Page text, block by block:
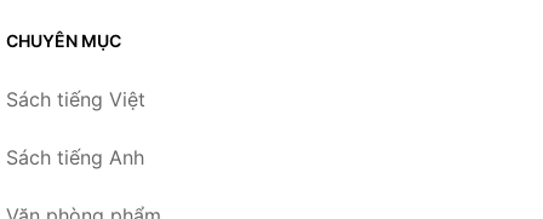
CHUYÊN MỤC
Sách tiếng Việt
Sách tiếng Anh